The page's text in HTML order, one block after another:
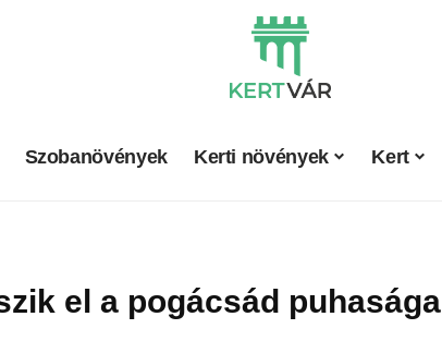
Szobanövények Kerti növények Kert
el a pogácsád puhasága